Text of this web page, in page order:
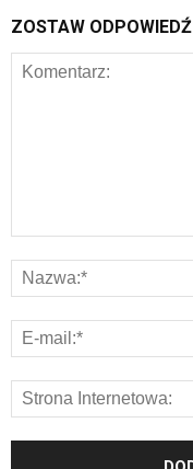
ZOSTAW ODPOWIEDŹ